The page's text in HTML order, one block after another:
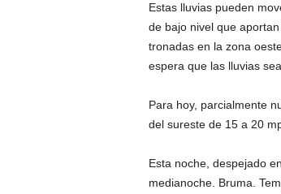
Estas lluvias pueden
de bajo nivel que
tronadas en la zona
espera que las lluvias
Para hoy, parcialmente
del sureste de 15 a 20
Esta noche, despejado
medianoche. Bruma.